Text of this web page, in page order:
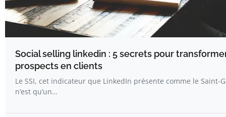
Social selling linkedin : 5 secrets pour
prospects en clients
Le SSI, cet indicateur que LinkedIn présente comme le Saint-
n’est qu’un…